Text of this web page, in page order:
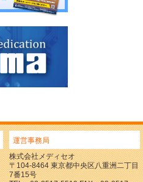
運営事務局
株式会社メディセオ
〒104-8464 東京都中央区八重洲二丁目
7番15号